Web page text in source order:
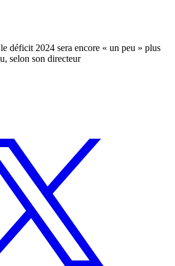
déficit 2024 sera encore « un peu » plus
selon son directeur